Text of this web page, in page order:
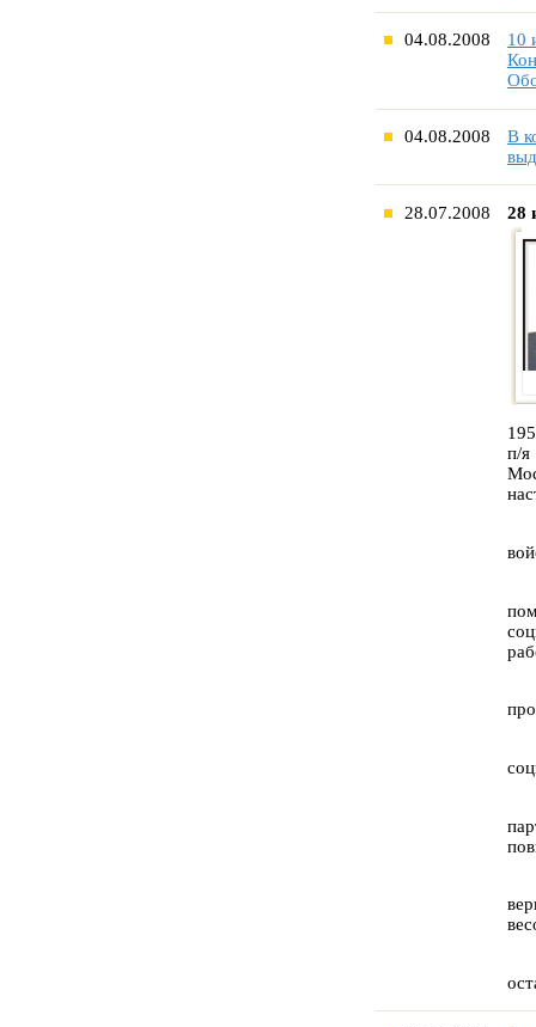
04.08.2008
10
04.08.2008
В
28.07.2008 28
п/я